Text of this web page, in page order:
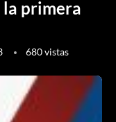
la primera
680vistas